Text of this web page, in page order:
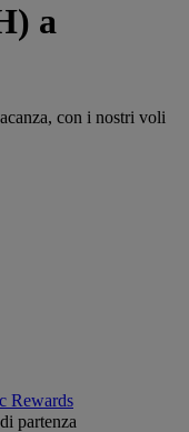
a
con i nostri voli
Rewards
partenza